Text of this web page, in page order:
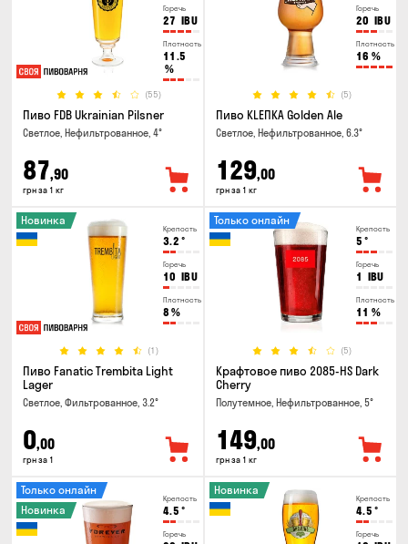
Горечь
27 IBU
Плотность
11.5
%
(55)
Пиво FDB Ukrainian Pilsner
Светлое, Нефильтрованное, 4°
87,90
грн за 1 кг
Горечь
20 IBU
Плотность
16 %
(5)
Пиво KLEПКА Golden Ale
Светлое, Нефильтрованное, 6.3°
129,00
грн за 1 кг
Крепость
3.2 °
Горечь
10 IBU
Плотность
8 %
(1)
Новинка
Пиво Fanatic Trembita Light
Lager
Светлое, Фильтрованное, 3.2°
0,00
грн за 1
Крепость
5 °
Горечь
1 IBU
Плотность
11 %
(5)
Только онлайн
Крафтовое пиво 2085-HS Dark
Cherry
Полутемное, Нефильтрованное, 5°
149,00
грн за 1 кг
Крепость
4.5 °
Горечь
Только онлайн
Новинка
Крепость
4.5 °
Горечь
Новинка